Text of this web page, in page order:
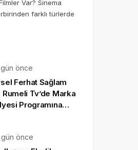
Var? Sinema
farklı türlerde
önce
Ferhat Sağlam
Rumeli Tv’de Marka
Programına
önce